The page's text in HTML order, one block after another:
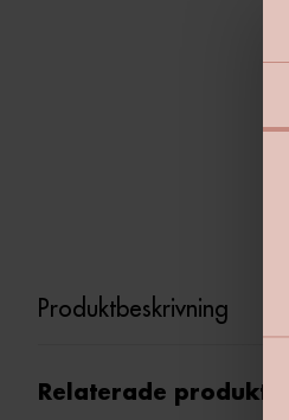
Produktbeskrivning
Relaterade produkter